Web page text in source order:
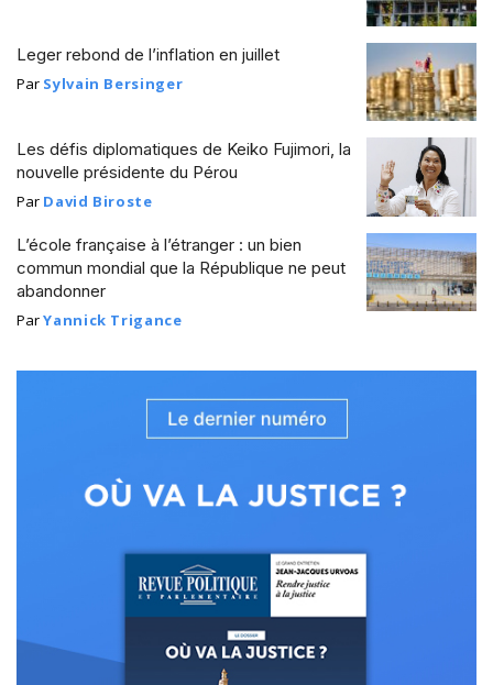
Leger rebond de l’inflation en juillet
Par Sylvain Bersinger
Les défis diplomatiques de Keiko Fujimori, la
nouvelle présidente du Pérou
Par David Biroste
L’école française à l’étranger : un bien
commun mondial que la République ne peut
abandonner
ParYannick Trigance